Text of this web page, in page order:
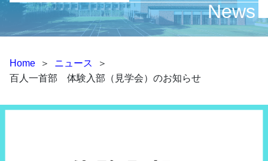
News
Home ＞ ニュース
＞
百人一首部 体験入部（見学会）のお知らせ